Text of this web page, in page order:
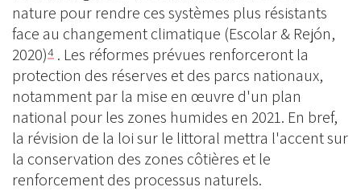
nature pour rendre ces systèmes plus résistants
face au changement climatique (Escolar & Rejón,
2020)4 . Les réformes prévues renforceront la
protection des réserves et des parcs nationaux,
notamment par la mise en œuvre d'un plan
national pour les zones humides en 2021. En bref,
la révision de la loi sur le littoral mettra l'accent sur
la conservation des zones côtières et le
renforcement des processus naturels.